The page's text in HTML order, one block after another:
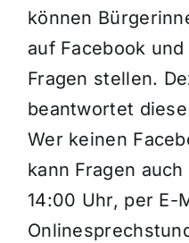
können
auf Facebook
Fragen stellen.
beantwortet
Wer keinen
kann Fragen
14:00 Uhr, per E-